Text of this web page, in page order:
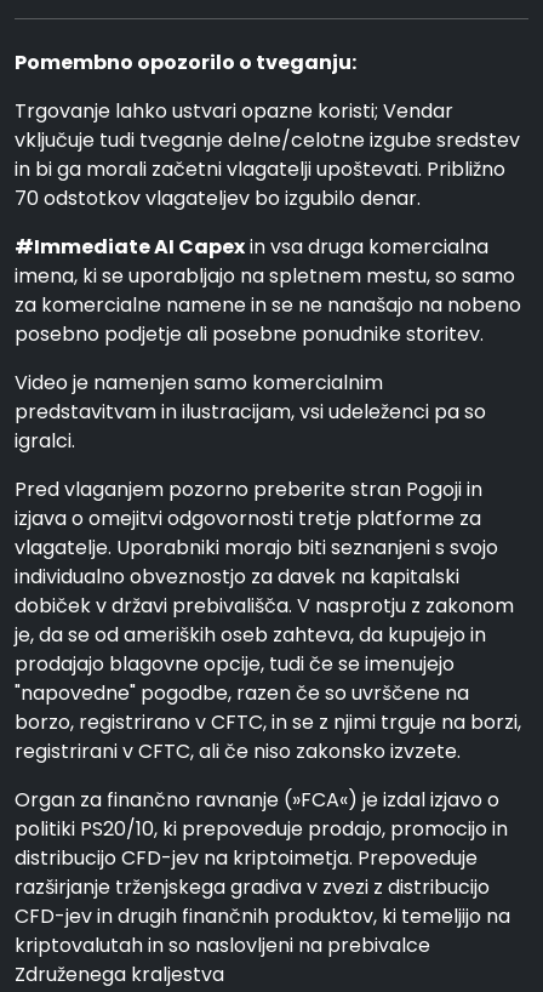
Pomembno opozorilo o tveganju:
Trgovanje lahko ustvari opazne koristi; Vendar
vključuje tudi tveganje delne/celotne izgube sredstev
in bi ga morali začetni vlagatelji upoštevati. Približno
70 odstotkov vlagateljev bo izgubilo denar.
#Immediate AI Capexin vsa druga komercialna
imena, ki se uporabljajo na spletnem mestu, so samo
za komercialne namene in se ne nanašajo na nobeno
posebno podjetje ali posebne ponudnike storitev.
Video je namenjen samo komercialnim
predstavitvam in ilustracijam, vsi udeleženci pa so
igralci.
Pred vlaganjem pozorno preberite stran Pogoji in
izjava o omejitvi odgovornosti tretje platforme za
vlagatelje. Uporabniki morajo biti seznanjeni s svojo
individualno obveznostjo za davek na kapitalski
dobiček v državi prebivališča. V nasprotju z zakonom
je, da se od ameriških oseb zahteva, da kupujejo in
prodajajo blagovne opcije, tudi če se imenujejo
"napovedne" pogodbe, razen če so uvrščene na
borzo, registrirano v CFTC, in se z njimi trguje na borzi,
registrirani v CFTC, ali če niso zakonsko izvzete.
Organ za finančno ravnanje (»FCA«) je izdal izjavo o
politiki PS20/10, ki prepoveduje prodajo, promocijo in
distribucijo CFD-jev na kriptoimetja. Prepoveduje
razširjanje trženjskega gradiva v zvezi z distribucijo
CFD-jev in drugih finančnih produktov, ki temeljijo na
kriptovalutah in so naslovljeni na prebivalce
Združenega kraljestva